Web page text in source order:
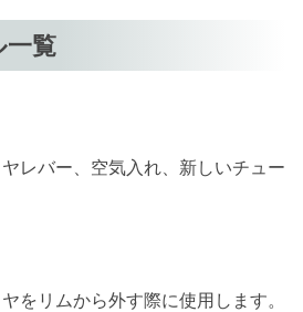
一覧
レバー、空気入れ、新しいチュー
をリムから外す際に使用します。